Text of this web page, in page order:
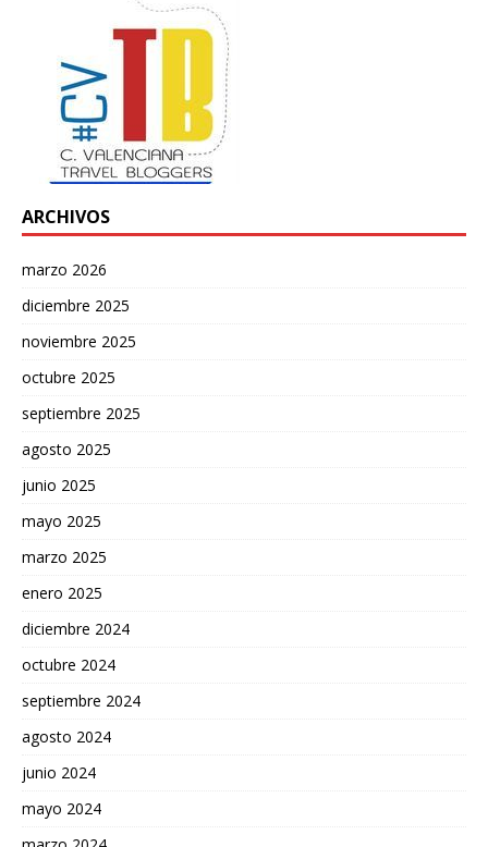
ARCHIVOS
marzo 2026
diciembre 2025
noviembre 2025
octubre 2025
septiembre 2025
agosto 2025
junio 2025
mayo 2025
marzo 2025
enero 2025
diciembre 2024
octubre 2024
septiembre 2024
agosto 2024
junio 2024
mayo 2024